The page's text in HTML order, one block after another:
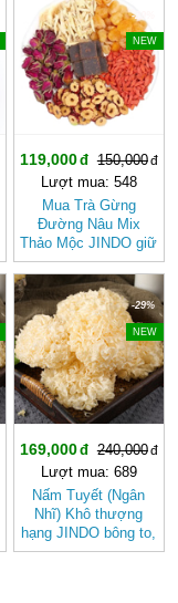
-20%
NEW
119,000
150,000
Lượt mua: 548
Mua Trà Gừng
Đường Nâu Mix
Thảo Mộc JINDO giữ
ấm cơ thể, tốt cho
sức khỏe
-29%
NEW
169,000
240,000
Lượt mua: 689
Nấm Tuyết (Ngân
Nhĩ) Khô thượng
hạng JINDO bông to,
chọn lọc